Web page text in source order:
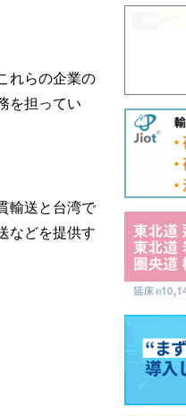
れらの企業の
を担ってい
輸送と台湾で
などを提供す